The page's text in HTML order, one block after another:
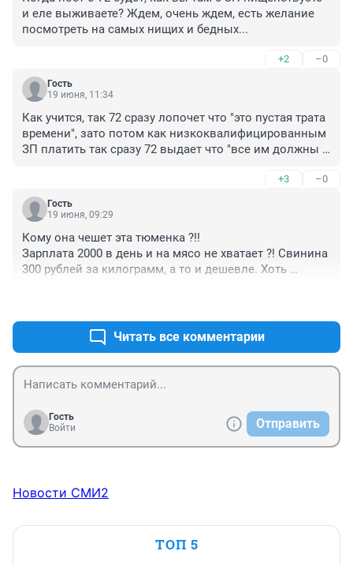
и еле выживаете? Ждем, очень ждем, есть желание
посмотреть на самых нищих и бедных...
+2 –0
Гость
19 июня, 11:34
Как учится, так 72 сразу лопочет что "это пустая трата
времени", зато потом как низкоквалифицированным
ЗП платить так сразу 72 выдает что "все им должны и
богатая страна" и прочей бла-бла-бла... Ребята и
девчата, а квалифицированно работать за вас кто
должен чтобы продукцию выдавать, инопланетяне?
что вас бездельников обижают и за
низкоквалифицированную работу высокие ЗП не
платят...)))
+3 –0
Гость
19 июня, 09:29
Кому она чешет эта тюменка ?!!
Зарплата 2000 в день и на мясо не хватает ?! Свинина
300 рублей за килограмм, а то и дешевле. Хоть
Читать все комментарии
Гость
Войти
Отправить
Новости СМИ2
ТОП 5